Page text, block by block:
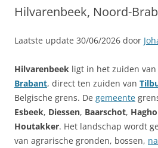
Hilvarenbeek, Noord-
Laatste update 30/06/2026 door
Hilvarenbeek ligt in het zuiden van
Brabant, direct ten zuiden van
Belgische grens. De gemeente
Esbeek, Diessen, Baarschot,
Houtakker. Het landschap wordt
van agrarische gronden, bossen,